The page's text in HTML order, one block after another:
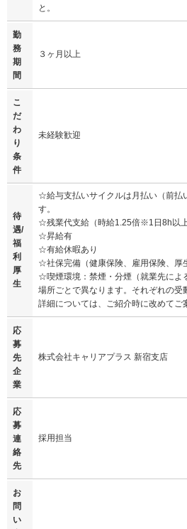
と。
勤
務
期
間
３ヶ月以上
こ
だ
わ
り
条
件
未経験歓迎
待
遇/
福
利
厚
生
☆給与支払いサイクルは月払い（前払
す。
☆残業代支給（時給1.25倍※1日8h以上
☆昇給有
☆有給休暇あり
☆社保完備（健康保険、雇用保険、
☆喫煙環境：禁煙・分煙（就業先によ
場所ごとで異なります。それぞれの受
詳細については、ご紹介時に改めてご
応
募
先
企
業
株式会社キャリアプラス 新宿支店
応
募
連
絡
先
採用担当
お
問
い